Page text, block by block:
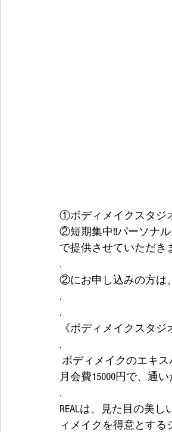
①ボディメイクスタジ
②短期集中‼️パーソナル
で提供させていただき
.
②にお申し込みの方は
.
.
《ボディメイクスタジ
.
ボディメイクのエキ
月会費15000円で、通い
.
REALは、見た目の美
ィメイクを得意とする